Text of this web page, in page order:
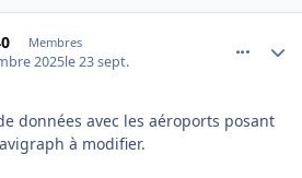
Membres
2025le 23 sept.
données avec les aéroports posant
à modifier.